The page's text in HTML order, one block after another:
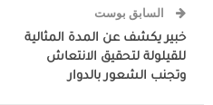
السابق بوست
خبير يكشف عن المدة المثالية
للقيلولة لتحقيق الانتعاش
وتجنب الشعور بالدوار